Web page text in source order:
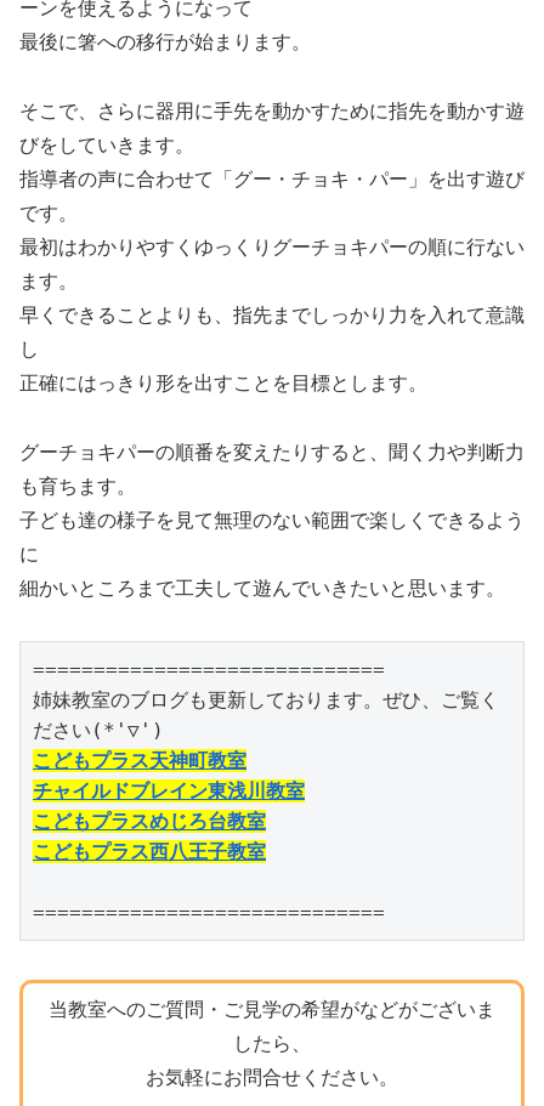
ーンを使えるようになって
最後に箸への移行が始まります。
そこで、さらに器用に手先を動かすために指先を動かす遊
びをしていきます。
指導者の声に合わせて「グー・チョキ・パー」を出す遊び
です。
最初はわかりやすくゆっくりグーチョキパーの順に行ない
ます。
早くできることよりも、指先までしっかり力を入れて意識
し
正確にはっきり形を出すことを目標とします。
グーチョキパーの順番を変えたりすると、聞く力や判断力
も育ちます。
子ども達の様子を見て無理のない範囲で楽しくできるよう
に
細かいところまで工夫して遊んでいきたいと思います。
=============================
姉妹教室のブログも更新しております。ぜひ、ご覧く
こどもプラス天神町教室
チャイルドブレイン東浅川教室
こどもプラスめじろ台教室
こどもプラス西八王子教室
=============================
当教室へのご質問・ご見学の希望がなどがございま
したら、
お気軽にお問合せください。